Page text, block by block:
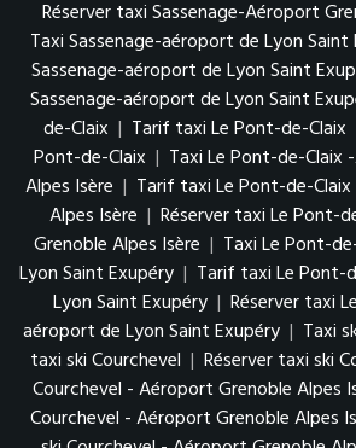
Réserver taxi Sassenage-Aéroport
Taxi Sassenage-aéroport de Lyon Saint
Sassenage-aéroport de Lyon Saint
Sassenage-aéroport de Lyon Saint
de-Claix | Tarif taxi Le Pont-de-Claix
Pont-de-Claix | Taxi Le Pont-de-Claix
Alpes Isère | Tarif taxi Le Pont-de-
Alpes Isère | Réserver taxi Le Pont-
Grenoble Alpes Isère | Taxi Le Pont-
Lyon Saint Exupéry | Tarif taxi Le Pont-
Lyon Saint Exupéry | Réserver taxi
aéroport de Lyon Saint Exupéry | Taxi
taxi ski Courchevel | Réserver taxi ski
Courchevel - Aéroport Grenoble Alpes
Courchevel - Aéroport Grenoble Alpes